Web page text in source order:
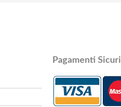
Pagamenti Sicuri